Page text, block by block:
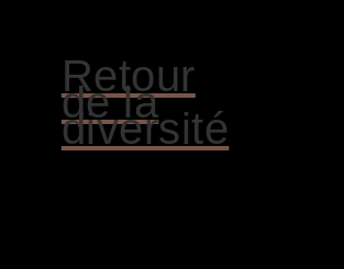
Retour
de la
diversité